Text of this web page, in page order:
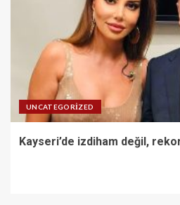
UNCATEGORIZED
Kayseri’de izdiham değil,